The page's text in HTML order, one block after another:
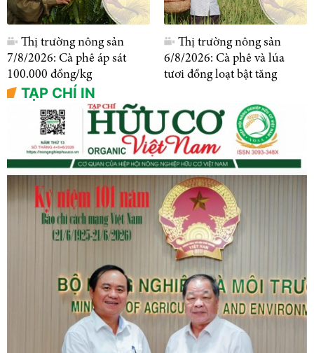
Thị trường nông sản
7/8/2026: Cà phê áp sát
100.000 đồng/kg
Thị trường nông sản
6/8/2026: Cà phê và lúa
tươi đồng loạt bật tăng
TẠP CHÍ IN